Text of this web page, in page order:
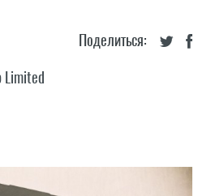
Поделиться:
Limited